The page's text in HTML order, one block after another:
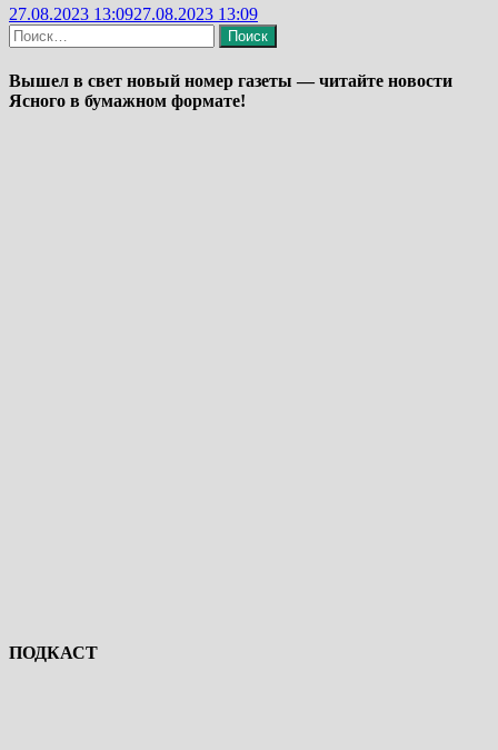
27.08.2023 13:0927.08.2023 13:09
Найти:
Вышел в свет новый номер газеты — читайте новости
Ясного в бумажном формате!
ПОДКАСТ